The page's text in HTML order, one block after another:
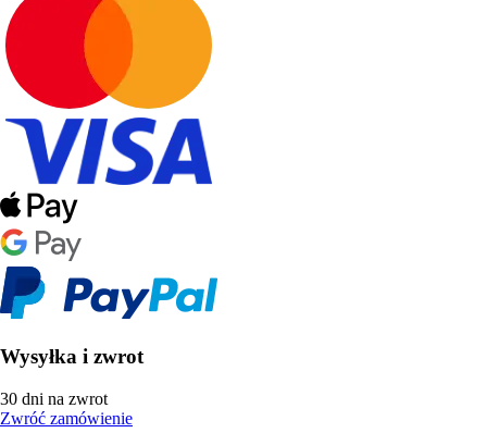
Wysyłka i zwrot
30 dni na zwrot
Zwróć zamówienie